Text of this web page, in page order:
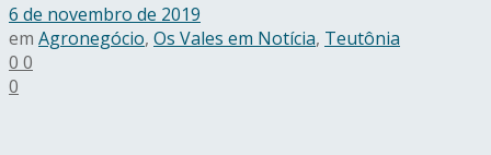
6 de novembro de 2019
em Agronegócio, Os Vales em Notícia, Teutônia
0 0
0